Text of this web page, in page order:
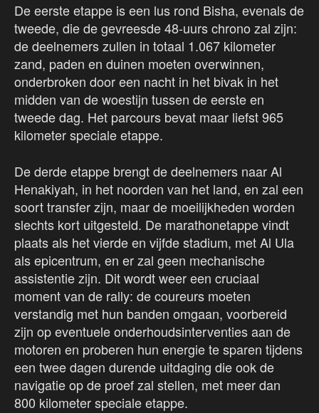
De eerste etappe is een lus rond Bisha, evenals de
tweede, die de gevreesde 48-uurs chrono zal zijn:
de deelnemers zullen in totaal 1.067 kilometer
zand, paden en duinen moeten overwinnen,
onderbroken door een nacht in het bivak in het
midden van de woestijn tussen de eerste en
tweede dag. Het parcours bevat maar liefst 965
kilometer speciale etappe.
De derde etappe brengt de deelnemers naar Al
Henakiyah, in het noorden van het land, en zal een
soort transfer zijn, maar de moeilijkheden worden
slechts kort uitgesteld. De marathonetappe vindt
plaats als het vierde en vijfde stadium, met Al Ula
als epicentrum, en er zal geen mechanische
assistentie zijn. Dit wordt weer een cruciaal
moment van de rally: de coureurs moeten
verstandig met hun banden omgaan, voorbereid
zijn op eventuele onderhoudsinterventies aan de
motoren en proberen hun energie te sparen tijdens
een twee dagen durende uitdaging die ook de
navigatie op de proef zal stellen, met meer dan
800 kilometer speciale etappe.